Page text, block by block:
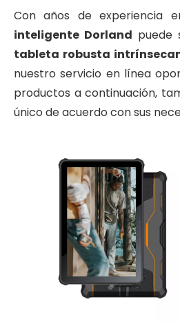
Con años de experiencia
inteligente Dorland puede
tableta robusta
nuestro servicio en línea
productos a continuación,
único de acuerdo con sus